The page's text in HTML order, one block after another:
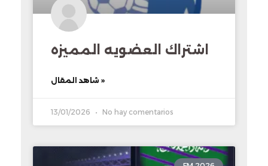
اشتراك العضويه المميزه
شاهد المقال »
13/01/2026 No hay comentarios